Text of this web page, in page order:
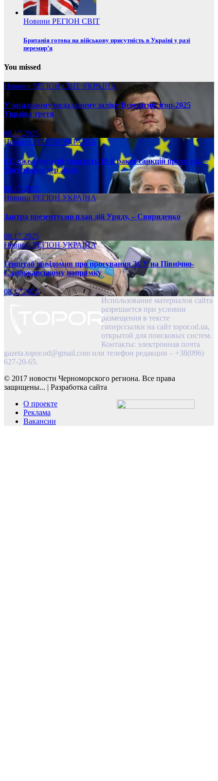
Новини РЕГІОН СВІТ
Британія готова на військову присутність в Україні у разі
перемир’я
You missed
Новини РЕГІОНСВІТ УКРАЇНА
У загальному медальному заліку Всесвітніх ігор-2025
Україна третя
08.17.2025
НовиниРЕГІОН УКРАЇНА
ЄС вже у вересні ухвалить 19-й ракет санкцій проти рф, –
Урсула фон дер Ляєн
08.17.2025
Новини РЕГІОН УКРАЇНА
Завтра презентуємо план дій Уряду, – Свириденко
08.17.2025
НовиниРЕГІОНУКРАЇНА
Генштаб повідомив про просування ЗСУ на Північно-
Слобожанському напрямку
08.17.2025
Использование материалов сайта
разрешается при условии
размещения в тексте
гиперссылки на сайт topor.od.ua,
открытой для поисковых систем.
Контакты: электронная почта
gazeta.topor.od@gmail.com или телефон редакции – +38(096)
627-20-65.
© 2017 новости Черноморского региона. Все права
защищены... | Разработка сайта
О проекте
Реклама
Вакансии